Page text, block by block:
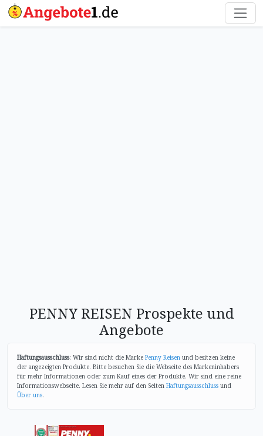
PENNY REISEN Prospekte und
Angebote
Haftungsausschluss: Wir sind nicht die Marke Penny Reisen und besitzen keine
der angezeigten Produkte. Bitte besuchen Sie die Webseite des Markeninhabers
für mehr Informationen oder zum Kauf eines der Produkte. Wir sind eine reine
Informationswebseite. Lesen Sie mehr auf den Seiten Haftungsausschluss und
Über uns.